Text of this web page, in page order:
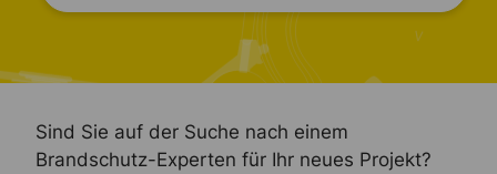
Sind Sie auf der Suche nach einem
Brandschutz-Experten für Ihr neues Projekt?